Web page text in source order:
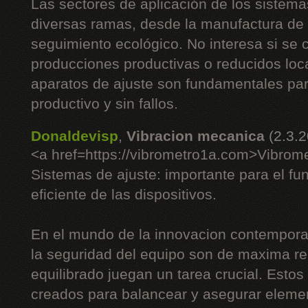
Las sectores de aplicación de los
diversas ramas, desde la manufactura
seguimiento ecológico. No interesa si se
producciones productivas o reducidos
aparatos de ajuste son fundamentales
productivo y sin fallos.
Donaldevisp, Vibracion mecanica
<a href=https://
Sistemas de ajuste: importante para el
eficiente de las dispositivos.
En el mundo de la innovacion
la seguridad del equipo son de maxima
equilibrado juegan un tarea crucial.
creados para balancear y asegurar